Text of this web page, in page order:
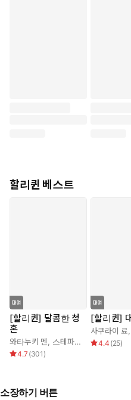
할리퀸 베스트
[할리퀸] 달콤한 청
혼
와타누키 멘, 스테파니 로렌스
4.7 (301 )
[할리퀸]
사쿠라이 료,
4.4 (25)
소장하기 버튼